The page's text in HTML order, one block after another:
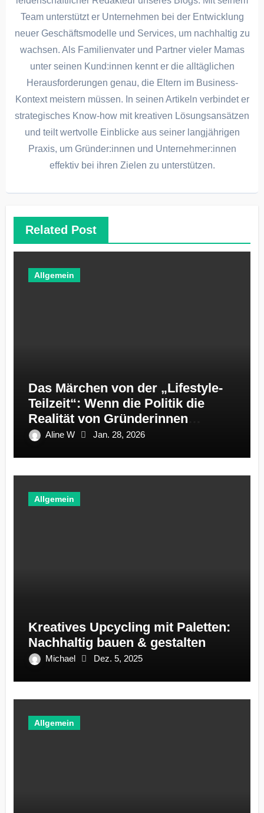
Team unterstützt er Unternehmen bei der Entwicklung
neuer Geschäftsmodelle und Services, um nachhaltig zu
wachsen. Als Familienvater und Partner vieler Mamas
unter seinen Kund:innen kennt er die alltäglichen
Herausforderungen genau, die Eltern im Business-
Kontext meistern müssen. In seinen Artikeln verbindet er
strategisches Know-how mit kreativen Lösungsansätzen
und teilt wertvolle Einblicke aus seiner langjährigen
Praxis, um Gründer:innen und Unternehmer:innen
effektiv bei ihren Zielen zu unterstützen.
Related Post
Allgemein
Das Märchen von der „Lifestyle-
Teilzeit“: Wenn die Politik die
Realität von Gründerinnen
ignoriert
Aline W Jan. 28, 2026
Allgemein
Kreatives Upcycling mit Paletten:
Nachhaltig bauen & gestalten
Michael Dez. 5, 2025
Allgemein